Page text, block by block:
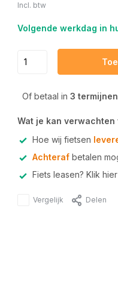
Incl. btw
Volgende werkdag in
Of betaal in 3 termijnen
Wat je kan
Hoe wij fietsen
Achterafbetalen
Fiets leasen? Klik
Vergelijk Delen